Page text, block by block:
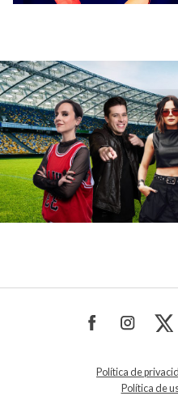
Política de
Política de